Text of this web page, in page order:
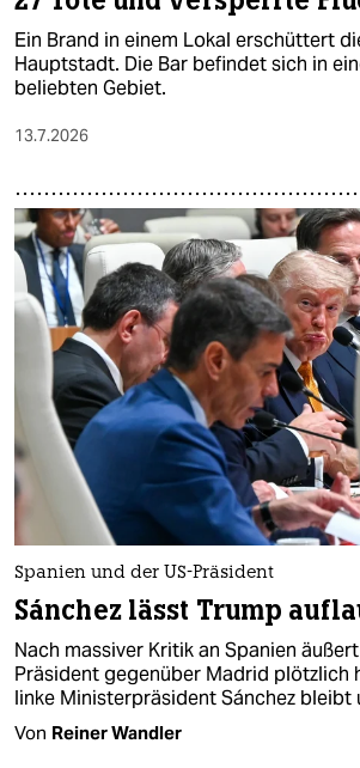
Ein Brand in einem Lokal erschüttert
Hauptstadt. Die Bar befindet sich in
beliebten Gebiet.
13.7.2026
Spanien und der US-Präsident
Sánchez lässt Trump
Nach massiver Kritik an Spanien
Präsident gegenüber Madrid plötzlich
linke Ministerpräsident Sánchez bleibt
Von Reiner Wandler